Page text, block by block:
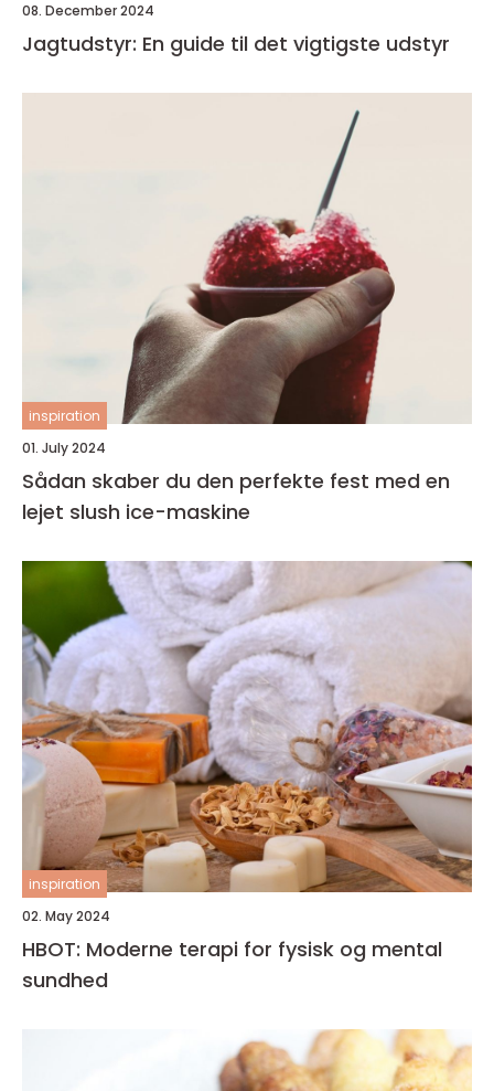
08. December 2024
Jagtudstyr: En guide til det vigtigste udstyr
inspiration
01. July 2024
Sådan skaber du den perfekte fest med en
lejet slush ice-maskine
inspiration
02. May 2024
HBOT: Moderne terapi for fysisk og mental
sundhed